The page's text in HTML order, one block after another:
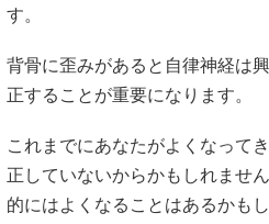
す。
背骨に歪みがあると自律神経は
正することが重要になります。
これまでにあなたがよくなって
正していないからかもしれませ
的にはよくなることはあるかも